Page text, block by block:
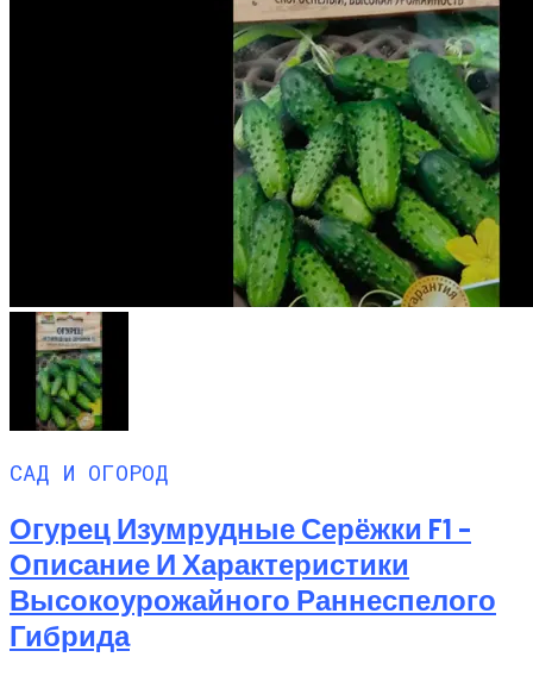
САД И ОГОРОД
Огурец Изумрудные Серёжки F1 –
Описание И Характеристики
Высокоурожайного Раннеспелого
Гибрида